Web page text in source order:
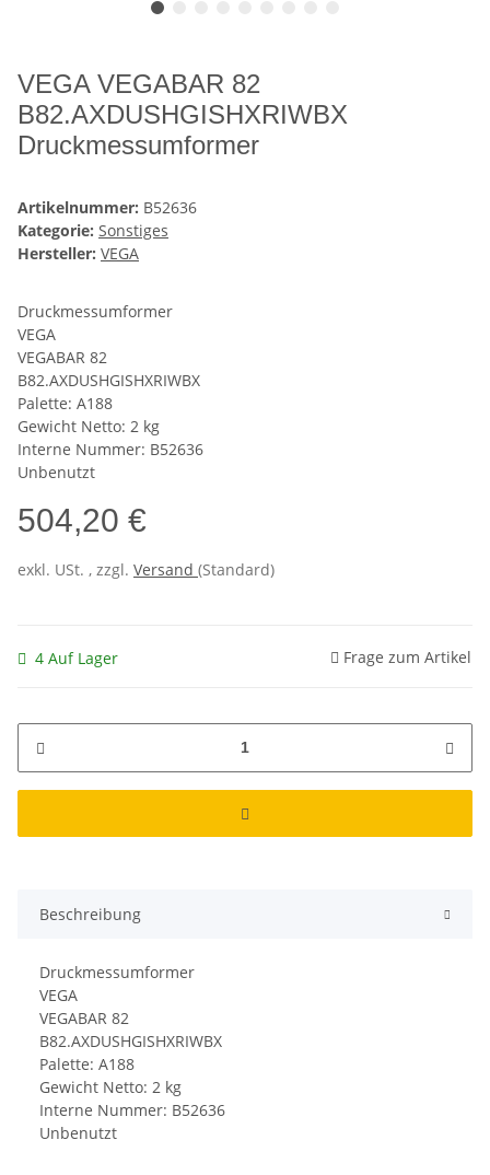
VEGA VEGABAR 82
B82.AXDUSHGISHXRIWBX
Druckmessumformer
Artikelnummer: B52636
Kategorie: Sonstiges
Hersteller: VEGA
Druckmessumformer
VEGA
VEGABAR 82
B82.AXDUSHGISHXRIWBX
Palette: A188
Gewicht Netto: 2 kg
Interne Nummer: B52636
Unbenutzt
504,20 €
exkl. USt. , zzgl. Versand (Standard)
4 Auf Lager Frage zum Artikel
Beschreibung
Druckmessumformer
VEGA
VEGABAR 82
B82.AXDUSHGISHXRIWBX
Palette: A188
Gewicht Netto: 2 kg
Interne Nummer: B52636
Unbenutzt